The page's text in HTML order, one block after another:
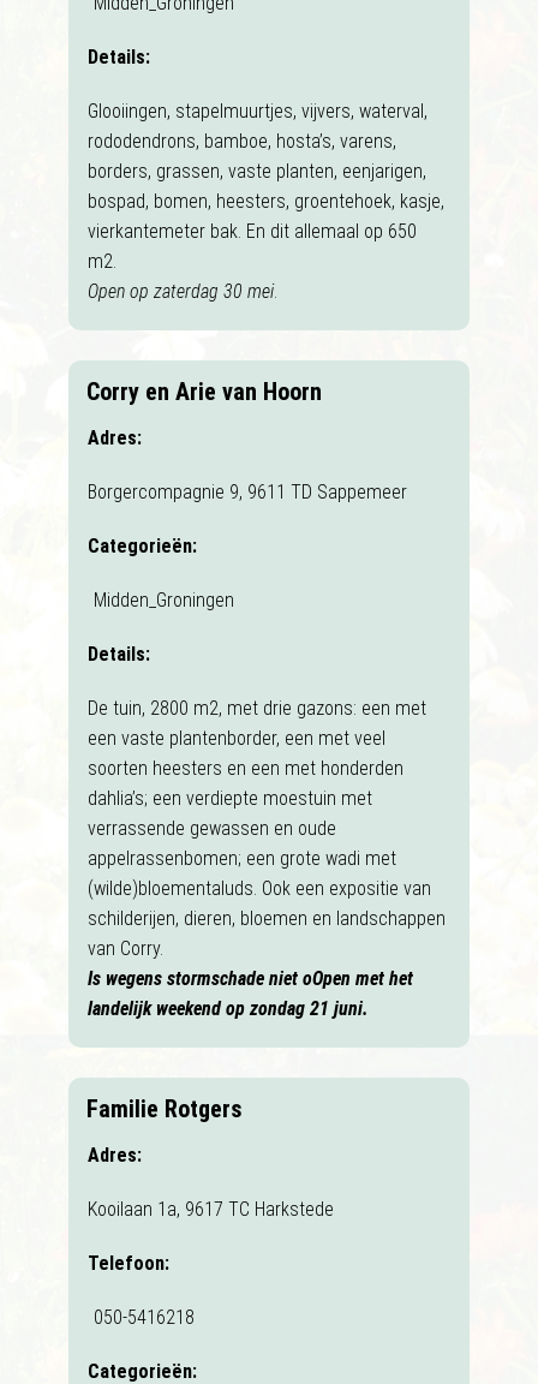
Details:
Glooiingen, stapelmuurtjes, vijvers, waterval,
rododendrons, bamboe, hosta’s, varens,
borders, grassen, vaste planten, eenjarigen,
bospad, bomen, heesters, groentehoek, kasje,
vierkantemeter bak. En dit allemaal op 650
m2.
Open op zaterdag 30 mei.
Corry en Arie van Hoorn
Adres:
Borgercompagnie 9, 9611 TD Sappemeer
Categorieën:
Midden_Groningen
Details:
De tuin, 2800 m2, met drie gazons: een met
een vaste plantenborder, een met veel
soorten heesters en een met honderden
dahlia’s; een verdiepte moestuin met
verrassende gewassen en oude
appelrassenbomen; een grote wadi met
(wilde)bloementaluds. Ook een expositie van
schilderijen, dieren, bloemen en landschappen
van Corry.
Is wegens stormschade niet oOpen met het
landelijk weekend op zondag 21 juni.
Familie Rotgers
Adres:
Kooilaan 1a, 9617 TC Harkstede
Telefoon:
050-5416218
Categorieën: